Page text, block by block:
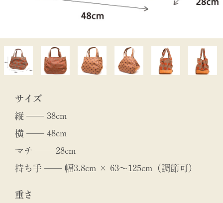
サイズ
縦 ── 38cm
横 ── 48cm
マチ ── 28cm
持ち手 ── 幅3.8cm × 63〜125cm（調節可）
重さ